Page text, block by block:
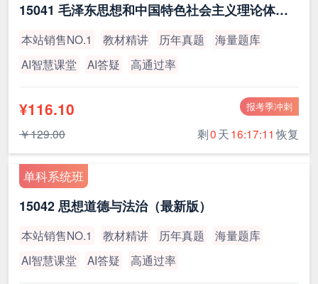
15041 毛泽东思想和中国特色社会主义理论体系概论（最新版）
本站销售NO.1 教材精讲 历年真题
海量题库
AI智慧课堂
AI答疑 高通过率
报考季冲刺
¥116.10
￥129.00 剩0天16:17:11 恢复
单科系统班
15042 思想道德与法治（最新版）
本站销售NO.1 教材精讲 历年真题
海量题库
AI智慧课堂
AI答疑 高通过率